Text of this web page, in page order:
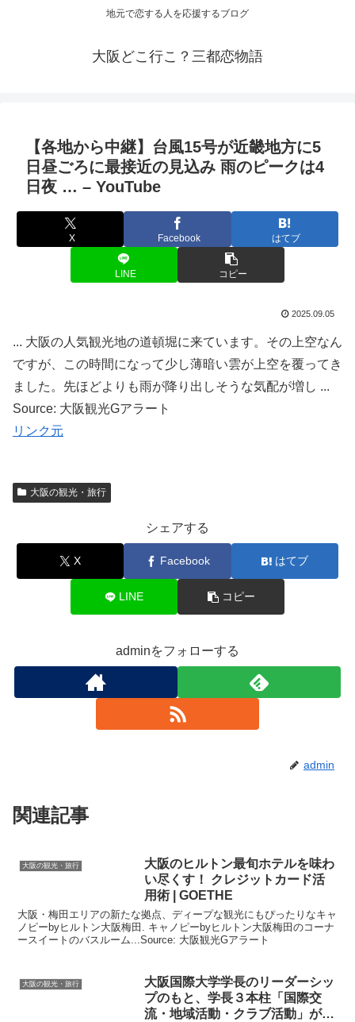
地元で恋する人を応援するブログ
大阪どこ行こ？三都恋物語
【各地から中継】台風15号が近畿地方に5
日昼ごろに最接近の見込み 雨のピークは4
日夜 … – YouTube
X Facebook はてブ
LINE コピー
2025.09.05
... 大阪の人気観光地の道頓堀に来ています。その上空なん
ですが、この時間になって少し薄暗い雲が上空を覆ってき
ました。先ほどよりも雨が降り出しそうな気配が増し ...
Source: 大阪観光Gアラート
リンク元
大阪の観光・旅行
シェアする
X Facebook はてブ
LINE コピー
adminをフォローする
admin
関連記事
大阪の観光・旅行 大阪のヒルトン最旬ホテルを味わ
い尽くす！ クレジットカード活
用術 | GOETHE
大阪・梅田エリアの新たな拠点、ディープな観光にもぴったりなキャ
ノピーbyヒルトン大阪梅田. キャノピーbyヒルトン大阪梅田のコーナ
ースイートのバスルーム...Source: 大阪観光Gアラート
大阪の観光・旅行 大阪 国際大学学長のリーダーシッ
プのもと、学長３本柱「国際交
流・地域活動・クラブ活動」が４